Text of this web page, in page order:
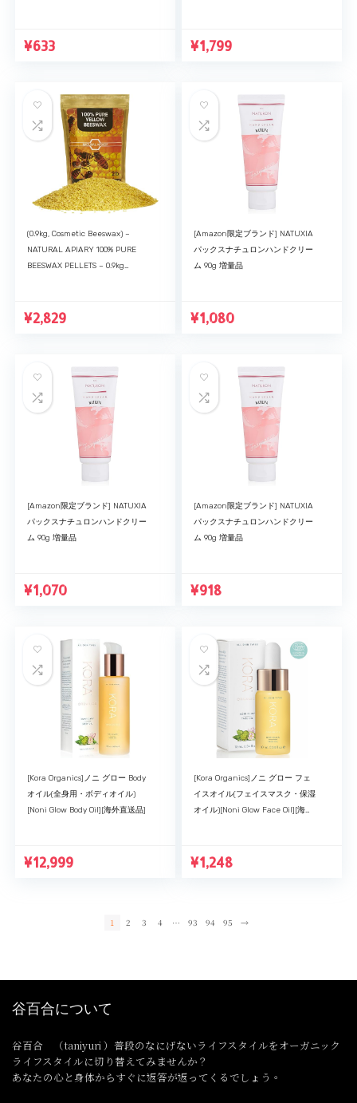
Lip…
¥633
Lip…
¥1,799
(0.9kg, Cosmetic Beeswax) –
NATURAL APIARY 100% PURE
BEESWAX PELLETS – 0.9kg
Lip…
¥2,829
[Amazon限定ブランド] NATUXIA
パックスナチュロンハンドクリー
ム 90g 増量品
¥1,080
[Amazon限定ブランド] NATUXIA
パックスナチュロンハンドクリー
ム 90g 増量品
¥1,070
[Amazon限定ブランド] NATUXIA
パックスナチュロンハンドクリー
ム 90g 増量品
¥918
[Kora Organics]ノニ グロー Body
オイル(全身用・ボディオイル)
[Noni Glow Body Oil][海外直送品]
¥12,999
[Kora Organics]ノニ グロー フェ
イスオイル(フェイスマスク・保湿
オイル)[Noni Glow Face Oil][海外
¥1,248
1 2 3 4 … 93 94 95 →
谷百合について
谷百合 （taniyuri ）普段のなにげないライフスタイルをオーガニック
ライフスタイルに切り替えてみませんか？
あなたの心と身体からすぐに返答が返ってくるでしょう。